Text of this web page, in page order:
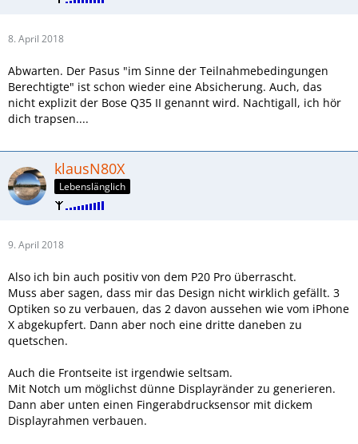
8. April 2018
Abwarten. Der Pasus "im Sinne der Teilnahmebedingungen
Berechtigte" ist schon wieder eine Absicherung. Auch, das
nicht explizit der Bose Q35 II genannt wird. Nachtigall, ich hör
dich trapsen....
klausN80X
Lebenslänglich
9. April 2018
Also ich bin auch positiv von dem P20 Pro überrascht.
Muss aber sagen, dass mir das Design nicht wirklich gefällt. 3
Optiken so zu verbauen, das 2 davon aussehen wie vom iPhone
X abgekupfert. Dann aber noch eine dritte daneben zu
quetschen.
Auch die Frontseite ist irgendwie seltsam.
Mit Notch um möglichst dünne Displayränder zu generieren.
Dann aber unten einen Fingerabdrucksensor mit dickem
Displayrahmen verbauen.